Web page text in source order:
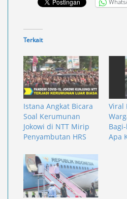
Terkait
Istana Angkat Bicara
Soal Kerumunan
Jokowi di NTT Mirip
Penyambutan HRS
Viral
Apa